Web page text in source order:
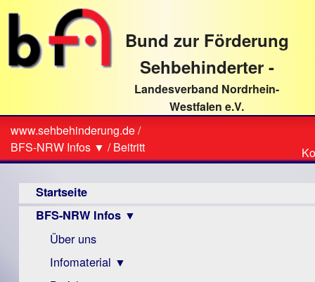
direkt
Textinhalt
Bund zur Förderung
Sehbehinderter -
Landesverband Nordrhein-
Westfalen e.V.
Sie
sind
hier
www.sehbehinderung.de/
BFS-NRW Infos ▼ /Beitritt
Startseite
BFS-NRW Infos ▼
Über uns
Infomaterial ▼